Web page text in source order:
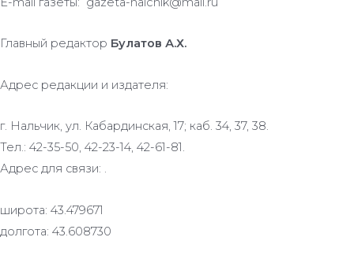
Главный редактор Булатов А.Х.
Адрес редакции и издателя:
г. Нальчик, ул. Кабардинская, 17; каб. 34, 37, 38.
Тел.: 42-35-50, 42-23-14, 42-61-81.
Адрес для связи: .
широта: 43.479671
долгота: 43.608730